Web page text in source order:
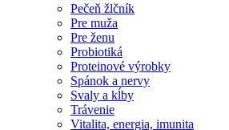
Pečeň žlčník
Pre muža
Pre ženu
Probiotiká
Proteinové výrobky
Spánok a nervy
Svaly a kĺby
Trávenie
Vitalita, energia, imunita